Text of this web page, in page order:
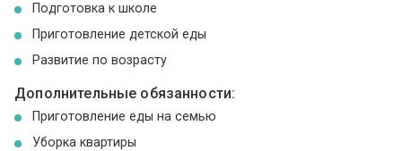
Подготовка к школе
Приготовление детской еды
Развитие по возрасту
Дополнительные обязанности:
Приготовление еды на семью
Уборка квартиры